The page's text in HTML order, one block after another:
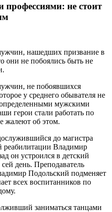
не стоит
нашедших призвание в
они не побоялись быть не
не побоявшихся
у среднего обывателя не
мужскими
герои стали работать по
жалеют об этом.
до магистра
реабилитации Владимир
он устроился в детский
день. Преподаватель
Подольский подменяет
всех воспитанников по
заниматься танцами